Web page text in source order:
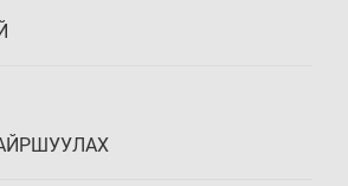
14 цаг 00 мин